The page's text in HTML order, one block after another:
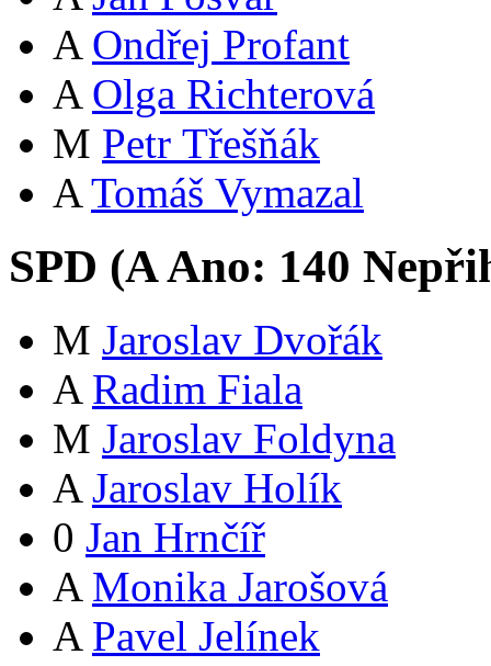
A Ondřej Profant
A Olga Richterová
M Petr Třešňák
A Tomáš Vymazal
SPD (AAno: 140
M Jaroslav Dvořák
A Radim Fiala
M Jaroslav Foldyna
A Jaroslav Holík
0 Jan Hrnčíř
A Monika Jarošová
A Pavel Jelínek